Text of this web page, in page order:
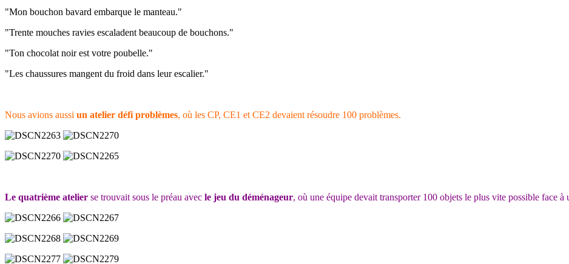
"Mon bouchon bavard embarque le manteau."
"Trente mouches ravies escaladent beaucoup de bouchons."
"Ton chocolat noir est votre poubelle."
"Les chaussures mangent du froid dans leur escalier."
Nous avions aussi un atelier défi problèmes, où les CP, CE1 et CE2 devaient résoudre 100 problèmes.
Le quatrième atelier se trouvait sous le préau avec le jeu du déménageur, où une équipe devait transporter 100 objets le plus vite possible face à